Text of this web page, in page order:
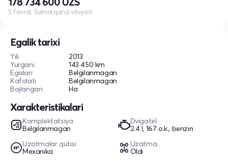
Egalik tarixi
Yili
2013
Yurgani
143 450 km
Egalari
Belgilanmagan
Kafolati
Belgilanmagan
Bojlangan
Ha
Xarakteristikalari
Komplektatsiya
Belgilanmagan
Dvigatel
2.4 l, 167 o.k., benzin
Uzatmalar qutisi
Mexanika
Uzatma
Oldi
5 fevral, Samarqand viloyati